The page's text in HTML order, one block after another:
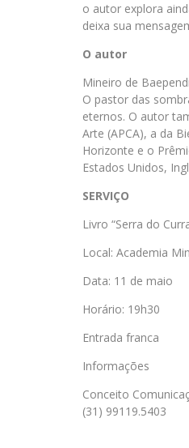
o autor explora
deixa sua
O autor
Mineiro de
O pastor das
eternos. O autor
Arte (APCA), a da
Horizonte e o
Estados Unidos,
SERVIÇO
Livro “Serra do
Local: Academia
Data: 11 de maio
Horário: 19h30
Entrada franca
Informações
Conceito
(31) 99119.5403